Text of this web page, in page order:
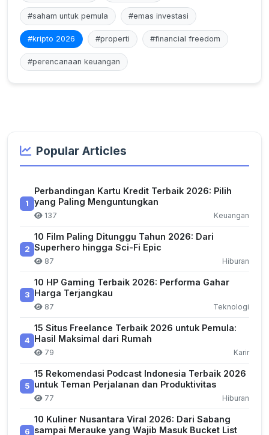
#saham untuk pemula #emas investasi
#kripto 2026 #properti #financial freedom
#perencanaan keuangan
Popular Articles
1
Perbandingan Kartu Kredit Terbaik 2026: Pilih
yang Paling Menguntungkan
137 Keuangan
2
10 Film Paling Ditunggu Tahun 2026: Dari
Superhero hingga Sci-Fi Epic
87 Hiburan
3
10 HP Gaming Terbaik 2026: Performa Gahar
Harga Terjangkau
87 Teknologi
4
15 Situs Freelance Terbaik 2026 untuk Pemula:
Hasil Maksimal dari Rumah
79 Karir
5
15 Rekomendasi Podcast Indonesia Terbaik 2026
untuk Teman Perjalanan dan Produktivitas
77 Hiburan
6
10 Kuliner Nusantara Viral 2026: Dari Sabang
sampai Merauke yang Wajib Masuk Bucket List